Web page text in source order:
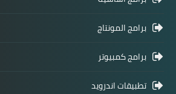
برامج المونتاج
برامج كمبيوتر
تطبيقات اندرويد